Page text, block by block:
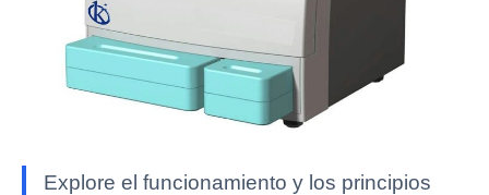
Explore el funcionamiento y los principios